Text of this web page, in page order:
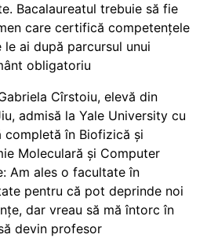
Bacalaureatul trebuie să fie
care certifică competențele
le ai după parcursul unui
obligatoriu
Cîrstoiu, elevă din
admisă la Yale University cu
completă în Biofizică și
Moleculară și Computer
Am ales o facultate în
pentru că pot deprinde noi
dar vreau să mă întorc în
devin profesor